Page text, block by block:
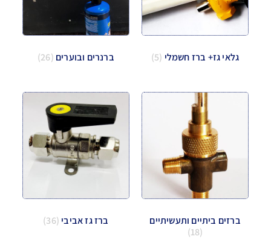
גלאי גז+ ברז חשמלי (5) ברנרים ובוערים (26)
ברזים ביתיים ותעשיתיים
(18)
ברז גז אביבי (36)